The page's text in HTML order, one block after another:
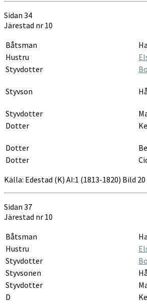
Sidan 34
Järestad nr 10
Båtsman
Hustru
Styvdotter
Styvson
Styvdotter
Dotter
Dotter
Dotter
Källa: Edestad (K) AI:1 (1813-1820) Bild
Sidan 37
Järestad nr 10
Båtsman
Hustru
Styvdotter
Styvsonen
Styvdotter
D